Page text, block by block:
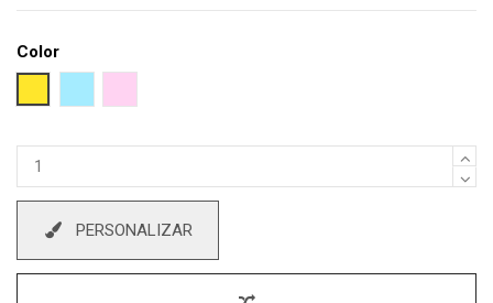
Color
PERSONALIZAR